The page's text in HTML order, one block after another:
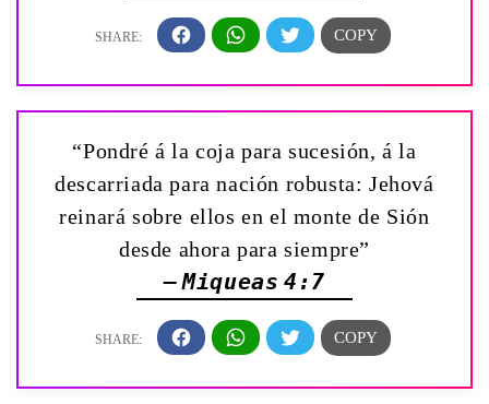
“Pondré á la coja para sucesión, á la
descarriada para nación robusta: Jehová
reinará sobre ellos en el monte de Sión
desde ahora para siempre”
— Miqueas 4:7